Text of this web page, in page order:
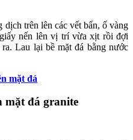
trên lên các vết bẩn, ố vàng
nến lên vị trí vừa xịt rồi đợi
Lau lại bề mặt đá bằng nước
mặt đá
mặt đá granite